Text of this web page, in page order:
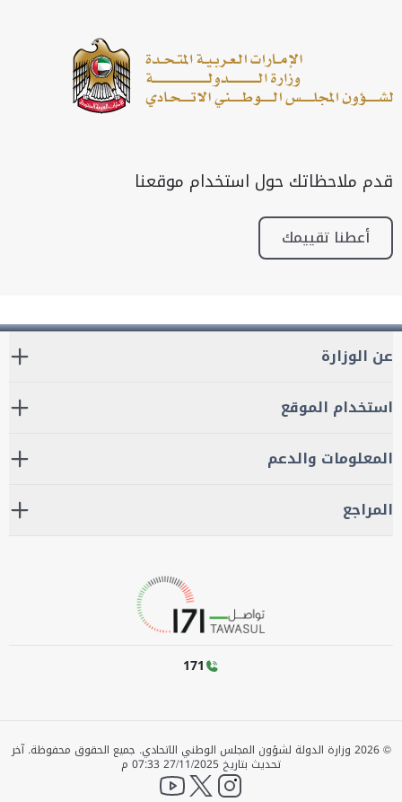
قدم ملاحظاتك حول استخدام موقعنا
أعطنا تقييمك
عن الوزارة
استخدام الموقع
المعلومات والدعم
المراجع
171
©
2026 وزارة الدولة لشؤون المجلس الوطني الاتحادي. جميع الحقوق محفوظة.آخر
تحديث بتاريخ 27/11/2025 07:33 م
instagram
twitter
YouTube